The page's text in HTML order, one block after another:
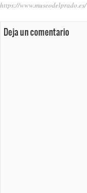
https://www.museodelprado.es/
Deja un comentario